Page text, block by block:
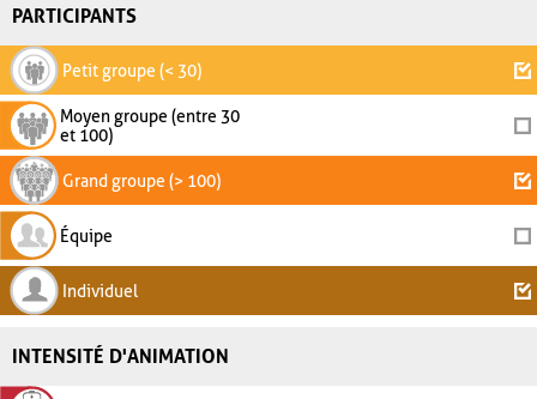
PARTICIPANTS
Petit groupe (< 30)
Moyen groupe (entre 30
et 100)
Grand groupe (> 100)
Équipe
Individuel
INTENSITÉ D'ANIMATION